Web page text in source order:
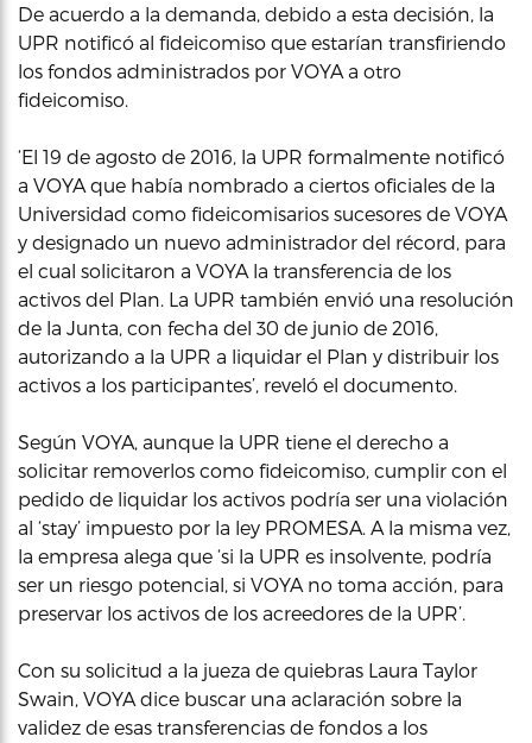
De acuerdo a la demanda, debido a esta decisión, la
UPR notificó al fideicomiso que estarían transfiriendo
los fondos administrados por VOYA a otro
fideicomiso.
‘El 19 de agosto de 2016, la UPR formalmente notificó
a VOYA que había nombrado a ciertos oficiales de la
Universidad como fideicomisarios sucesores de VOYA
y designado un nuevo administrador del récord, para
el cual solicitaron a VOYA la transferencia de los
activos del Plan. La UPR también envió una resolución
de la Junta, con fecha del 30 de junio de 2016,
autorizando a la UPR a liquidar el Plan y distribuir los
activos a los participantes’, reveló el documento.
Según VOYA, aunque la UPR tiene el derecho a
solicitar removerlos como fideicomiso, cumplir con el
pedido de liquidar los activos podría ser una violación
al ‘stay’ impuesto por la ley PROMESA. A la misma vez,
la empresa alega que ‘si la UPR es insolvente, podría
ser un riesgo potencial, si VOYA no toma acción, para
preservar los activos de los acreedores de la UPR’.
Con su solicitud a la jueza de quiebras Laura Taylor
Swain, VOYA dice buscar una aclaración sobre la
validez de esas transferencias de fondos a los